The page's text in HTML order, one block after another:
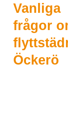
Vanliga
frågor
Öckerö